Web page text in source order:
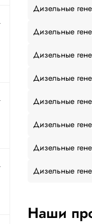
Дизельные
Дизельные
Дизельные
Дизельные
Дизельные
Дизельные
Дизельные
Дизельные
Наши